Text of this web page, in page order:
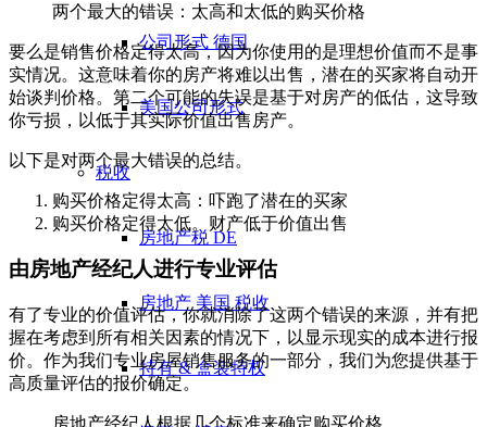
公司形式 德国
美国公司形式
税收
房地产税 DE
房地产 美国 税收
持有 & 盒装特权
两个最大的错误：太高和太低的购买价格
要么是销售价格定得太高，因为你使用的是理想价值而不是事
实情况。这意味着你的房产将难以出售，潜在的买家将自动开
始谈判价格。第二个可能的失误是基于对房产的低估，这导致
你亏损，以低于其实际价值出售房产。
以下是对两个最大错误的总结。
购买价格定得太高：吓跑了潜在的买家
购买价格定得太低。财产低于价值出售
由房地产经纪人进行专业评估
有了专业的价值评估，你就消除了这两个错误的来源，并有把
握在考虑到所有相关因素的情况下，以显示现实的成本进行报
价。作为我们专业房屋销售服务的一部分，我们为您提供基于
高质量评估的报价确定。